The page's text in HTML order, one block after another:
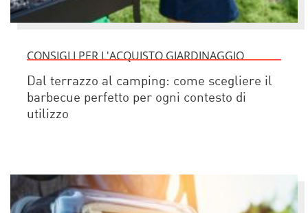
CONSIGLI PER L'ACQUISTO GIARDINAGGIO
Dal terrazzo al camping: come scegliere il
barbecue perfetto per ogni contesto di
utilizzo